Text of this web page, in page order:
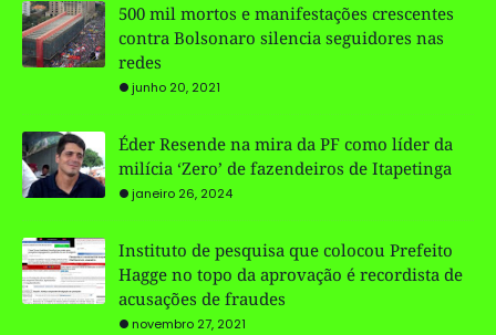
500 mil mortos e manifestações crescentes
contra Bolsonaro silencia seguidores nas
redes
junho 20, 2021
Éder Resende na mira da PF como líder da
milícia ‘Zero’ de fazendeiros de Itapetinga
janeiro 26, 2024
Instituto de pesquisa que colocou Prefeito
Hagge no topo da aprovação é recordista de
acusações de fraudes
novembro 27, 2021